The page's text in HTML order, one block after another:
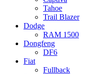
Tahoe
Trail Blazer
Dodge
RAM 1500
Dongfeng
DF6
Fiat
Fullback